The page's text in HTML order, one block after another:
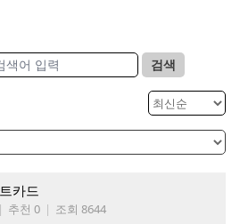
검색
카드
| 추천 0 | 조회 8644